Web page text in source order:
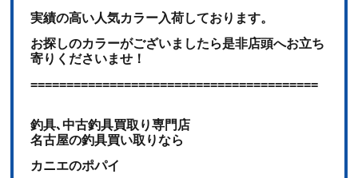
実績の高い人気カラー入荷しております。
お探しのカラーがございましたら是非店頭へお立ち
寄りくださいませ！
========================================
釣具､中古釣具買取り専門店
名古屋の釣具買い取りなら
カニエのポパイ